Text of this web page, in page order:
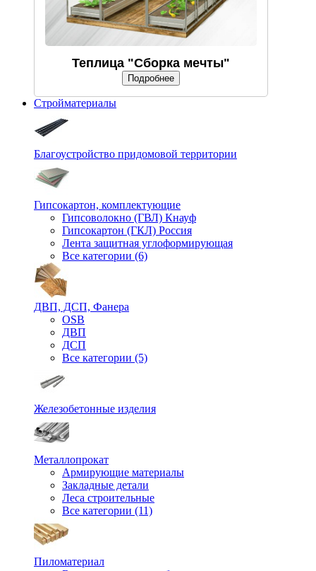
Теплица "Сборка мечты"
Подробнее
Стройматериалы
Благоустройство придомовой территории
Гипсокартон, комплектующие
Гипсоволокно (ГВЛ) Кнауф
Гипсокартон (ГКЛ) Россия
Лента защитная углоформирующая
Все категории (6)
ДВП, ДСП, Фанера
OSB
ДВП
ДСП
Все категории (5)
Железобетонные изделия
Металлопрокат
Армирующие материалы
Закладные детали
Леса строительные
Все категории (11)
Пиломатериал